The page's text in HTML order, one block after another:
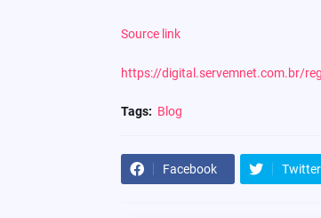
Source link
https://digital.servemnet.com.br/
Tags: Blog
Facebook Twitter